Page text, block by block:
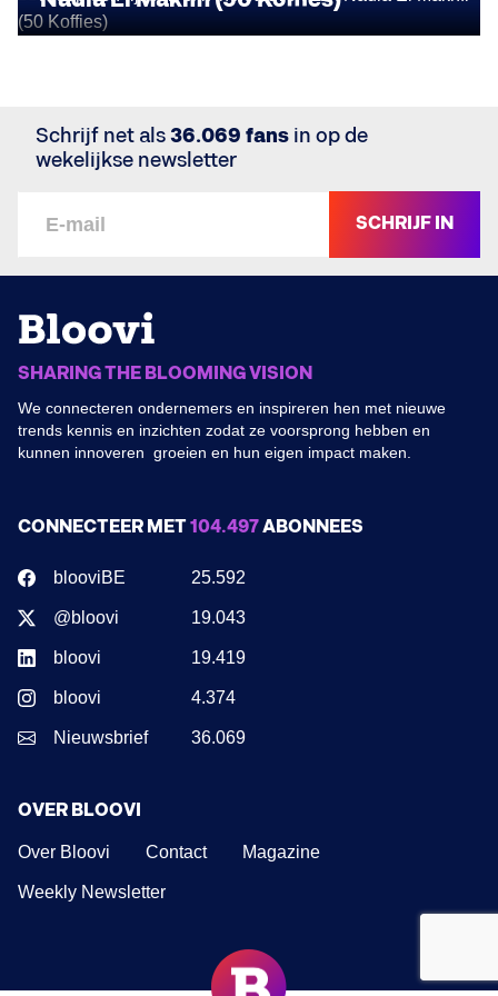
Schrijf net als36.069 fans in op de
wekelijkse newsletter
SCHRIJF IN
SHARING THE BLOOMING VISION
We connecteren ondernemers en inspireren hen met nieuwe
trends kennis en inzichten zodat ze voorsprong hebben en
kunnen innoveren groeien en hun eigen impact maken.
CONNECTEER MET104.497ABONNEES
blooviBE 25.592
@bloovi 19.043
bloovi 19.419
bloovi 4.374
Nieuwsbrief 36.069
OVER BLOOVI
Over Bloovi Contact Magazine
Weekly Newsletter